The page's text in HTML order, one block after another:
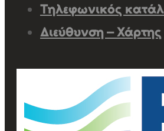
Τηλεφωνικός
Διεύθυνση – Χάρτης